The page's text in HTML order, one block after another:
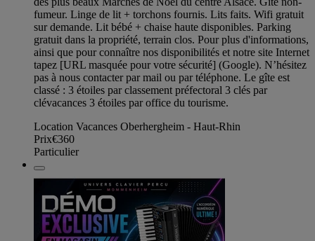
fumeur. Linge de lit + torchons fournis. Lits faits. Wifi gratuit
sur demande. Lit bébé + chaise haute disponibles. Parking
gratuit dans la propriété, terrain clos. Pour plus d'informations,
ainsi que pour connaître nos disponibilités et notre site Internet
tapez [URL masquée pour votre sécurité] (Google). N’hésitez
pas à nous contacter par mail ou par téléphone. Le gîte est
classé : 3 étoiles par classement préfectoral 3 clés par
clévacances 3 étoiles par office du tourisme.
Location Vacances Oberhergheim - Haut-Rhin
Prix€360
Particulier